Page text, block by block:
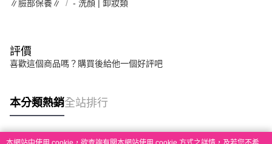
∥臉部保養∥ - 洗顏 | 卸妝類
評價
喜歡這個商品嗎？購買後給他一個好評吧
本分類熱銷全站排行